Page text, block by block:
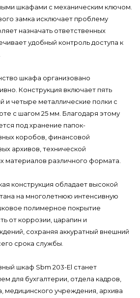
шкафами с механическим ключом.
замка исключает проблему
назначать ответственных
удобный контроль доступа к
шкафа организовано
Конструкция включает пять
и четыре металлические полки с
с шагом 25 мм. Благодаря этому
под хранение папок-
коробов, финансовой
архивов, технической
материалов различного формата.
конструкция обладает высокой
на многолетнюю интенсивную
полимерное покрытие
от коррозии, царапин и
сохраняя аккуратный внешний
срока службы.
шкаф Sbm 203-El станет
для бухгалтерии, отдела кадров,
медицинского учреждения, архива